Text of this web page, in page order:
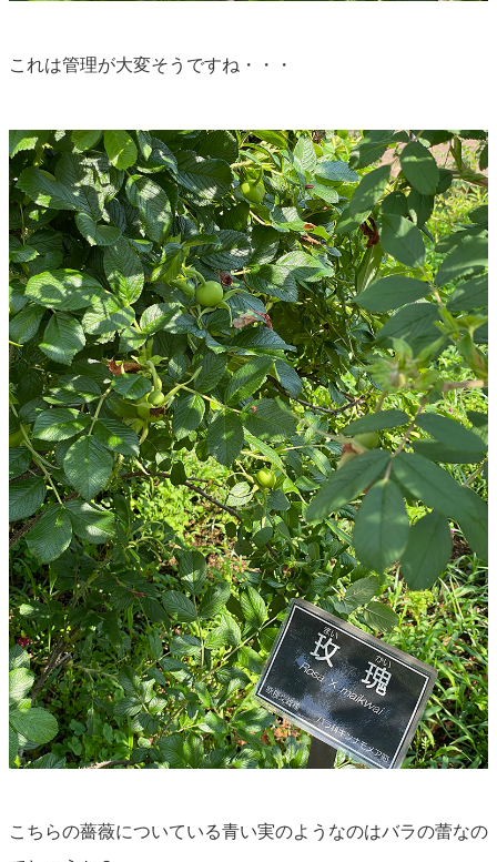
これは管理が大変そうですね・・・
こちらの薔薇についている青い実のようなのはバラの蕾なの